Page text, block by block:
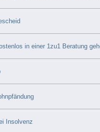
in einer 1zu1 Beratung
Insolvenz